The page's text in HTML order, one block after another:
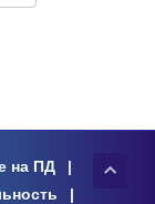
на ПД
|
|